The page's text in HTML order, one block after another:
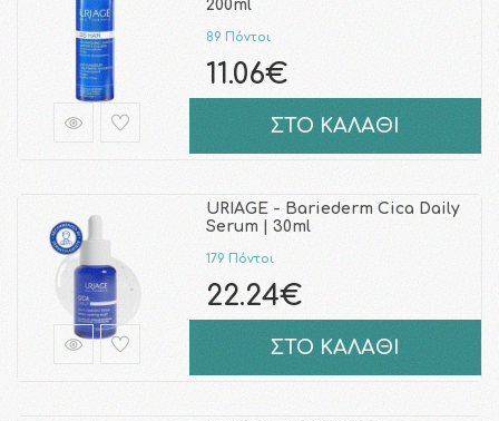
200ml
89 Πόντοι
11.06€
ΣΤΟ ΚΑΛΑΘΙ
URIAGE - Bariederm Cica Daily
Serum | 30ml
179 Πόντοι
22.24€
ΣΤΟ ΚΑΛΑΘΙ